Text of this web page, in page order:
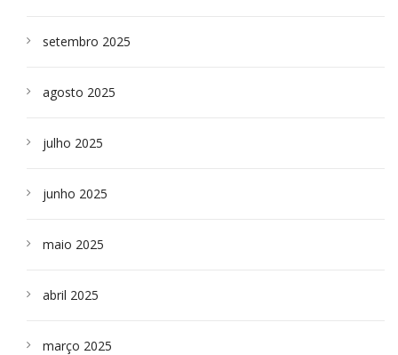
setembro 2025
agosto 2025
julho 2025
junho 2025
maio 2025
abril 2025
março 2025